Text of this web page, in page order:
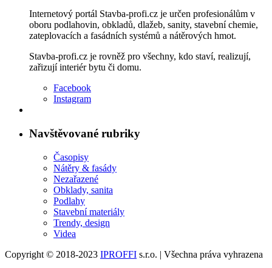
Internetový portál Stavba-profi.cz je určen profesionálům v
oboru podlahovin, obkladů, dlažeb, sanity, stavební chemie,
zateplovacích a fasádních systémů a nátěrových hmot.
Stavba-profi.cz je rovněž pro všechny, kdo staví, realizují,
zařizují interiér bytu či domu.
Facebook
Instagram
Navštěvované rubriky
Časopisy
Nátěry & fasády
Nezařazené
Obklady, sanita
Podlahy
Stavební materiály
Trendy, design
Videa
Copyright © 2018-2023 IPROFFI s.r.o. | Všechna práva vyhrazena